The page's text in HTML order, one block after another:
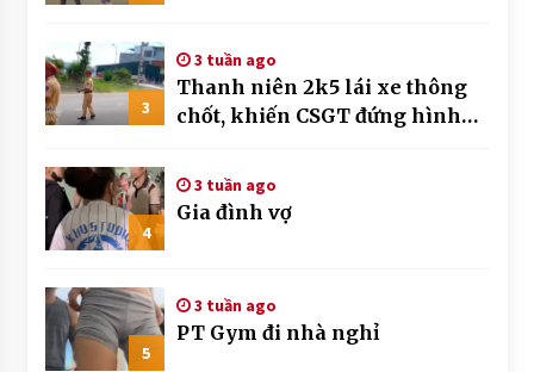
3
3 tuần ago
Thanh niên 2k5 lái xe thông
chốt, khiến CSGT đứng hình
4
3 tuần ago
Gia đình vợ
5
3 tuần ago
PT Gym đi nhà nghỉ